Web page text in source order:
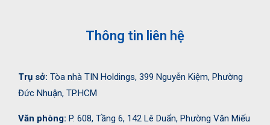
Thông tin liên hệ
Trụ sở: Tòa nhà TIN Holdings, 399 Nguyễn Kiệm, Phường
Đức Nhuận, TP.HCM
Văn phòng: P. 608, Tầng 6, 142 Lê Duẩn, Phường Văn Miếu